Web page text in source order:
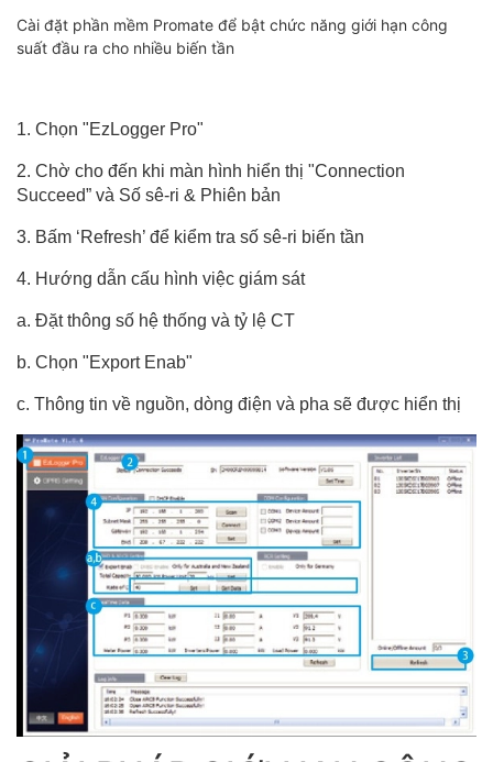
Cài đặt phần mềm Promate để bật chức năng giới hạn công
suất đầu ra cho nhiều biến tần
1. Chọn "EzLogger Pro"
2. Chờ cho đến khi màn hình hiển thị "Connection
Succeed” và Số sê-ri & Phiên bản
3. Bấm ‘Refresh’ để kiểm tra số sê-ri biến tần
4. Hướng dẫn cấu hình việc giám sát
a. Đặt thông số hệ thống và tỷ lệ CT
b. Chọn "Export Enab"
c. Thông tin về nguồn, dòng điện và pha sẽ được hiển thị